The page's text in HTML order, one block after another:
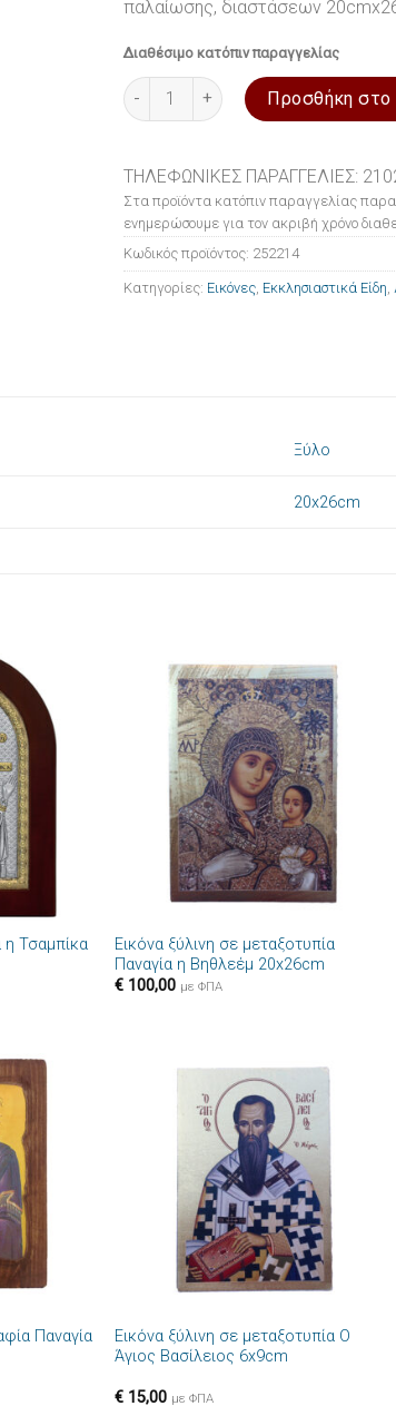
παλαίωσης, διαστάσεων
Διαθέσιμο κατόπιν παραγγελίας
Εικόνα ξύλινη σε λιθογραφία
Προσθήκη στο
ΤΗΛΕΦΩΝΙΚΕΣ ΠΑΡΑΓΓΕΛΙΕΣ:
Στα προϊόντα κατόπιν παραγγελίας
ενημερώσουμε για τον ακριβή χρόνο
Κωδικός προϊόντος: 252214
Κατηγορίες: Εικόνες Εκκλησιαστικά Είδη
Ξύλο
20x26cm
Πρόσθήκη
στην λίστα
επιθυμιών
η Τσαμπίκα
Πρόσθήκη
στην λίστα
επιθυμιών
Εικόνα ξύλινη σε μεταξοτυπία
Παναγία η Βηθλεέμ 20x26cm
€ 100,00 με ΦΠΑ
Πρόσθήκη
επιθυμιών
Παναγία
Πρόσθήκη
στην λίστα
επιθυμιών
Εικόνα ξύλινη σε μεταξοτυπία Ο
Άγιος Βασίλειος 6x9cm
€ 15,00 με ΦΠΑ